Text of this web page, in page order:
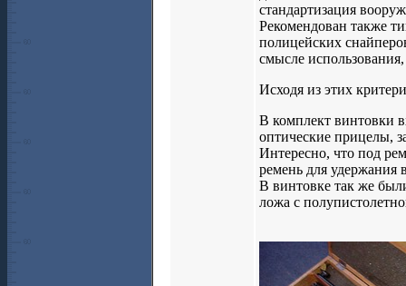
стандартизация
Рекомендован также
полицейских
смысле
Исходя из этих
В комплект винтовки
оптические прицелы,
Интересно, что под
ремень для удержания
В винтовке так же
ложа с